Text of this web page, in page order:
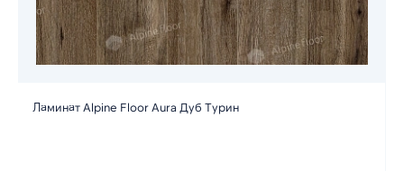
Ламинат Alpine Floor Aura Дуб Турин